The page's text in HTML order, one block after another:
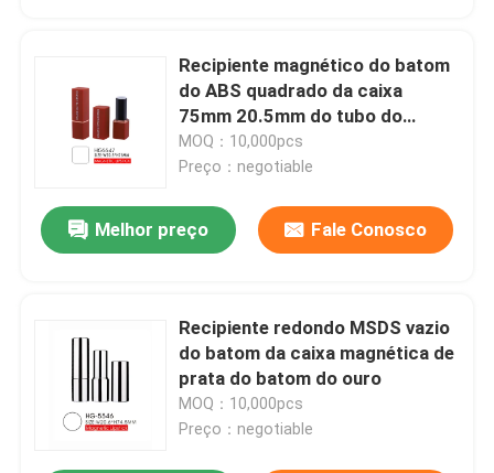
Recipiente magnético do batom
do ABS quadrado da caixa
75mm 20.5mm do tubo do
batom
MOQ：10,000pcs
Preço：negotiable
Melhor preço Fale Conosco
Recipiente redondo MSDS vazio
do batom da caixa magnética de
prata do batom do ouro
MOQ：10,000pcs
Preço：negotiable